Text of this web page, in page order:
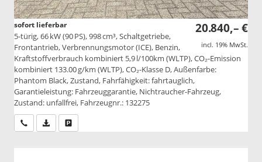
20.840,– €
incl. 19% MwSt.
sofort lieferbar
5-türig, 66 kW (90 PS), 998 cm³, Schaltgetriebe,
Frontantrieb, Verbrennungsmotor (ICE), Benzin,
Kraftstoffverbrauch kombiniert 5,9 l/100km (WLTP), CO₂-Emission
kombiniert 133.00 g/km (WLTP), CO₂-Klasse D, Außenfarbe:
Phantom Black, Zustand, Fahrfähigkeit: fahrtauglich,
Garantieleistung: Fahrzeuggarantie, Nichtraucher-Fahrzeug,
Zustand: unfallfrei, Fahrzeugnr.: 132275
Wir rufen Sie anPDF-Datei, Fahrzeugexposé drucken